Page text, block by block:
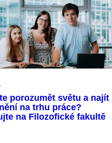
porozumět světu a najít
na trhu práce?
na Filozofické fakultě